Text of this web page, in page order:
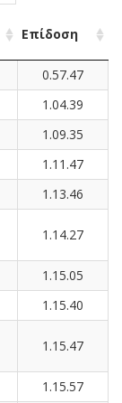
Επίδοση
0.57.47
1.04.39
1.09.35
1.11.47
1.13.46
1.14.27
1.15.05
1.15.40
1.15.47
1.15.57